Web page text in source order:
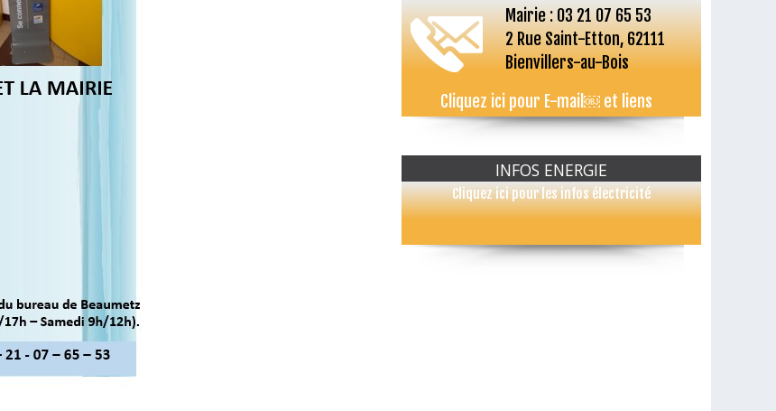
Mairie : 03 21 07 65 53
2 Rue Saint-Etton, 62111
Bienvillers-au-Bois
Cliquez ici pour E-mail￼ et liens
INFOS ENERGIE
Cliquez ici pour les infos électricité